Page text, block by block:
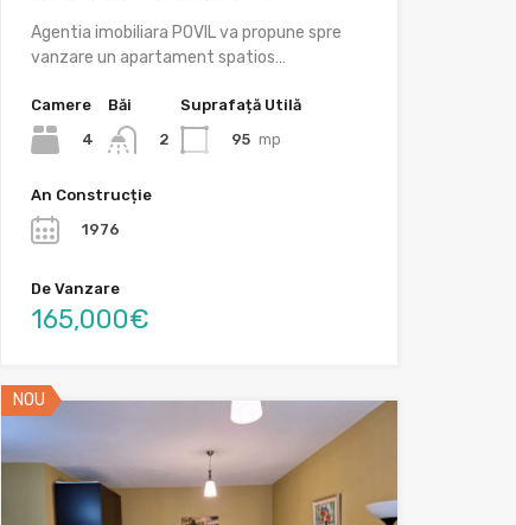
Agentia imobiliara POVIL va propune spre
vanzare un apartament spatios…
Camere
4
Băi
2
Suprafață Utilă
95 mp
An Construcție
1976
De Vanzare
165,000€
NOU